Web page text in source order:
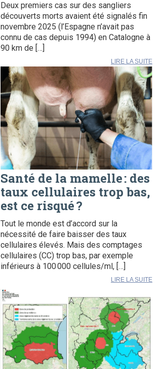
Deux premiers cas sur des sangliers
découverts morts avaient été signalés fin
novembre 2025 (l’Espagne n’avait pas
connu de cas depuis 1994) en Catalogne à
90 km de […]
LIRE LA SUITE
Santé de la mamelle : des
taux cellulaires trop bas,
est ce risqué ?
Tout le monde est d’accord sur la
nécessité de faire baisser des taux
cellulaires élevés. Mais des comptages
cellulaires (CC) trop bas, par exemple
inférieurs à 100 000 cellules/ml, […]
LIRE LA SUITE